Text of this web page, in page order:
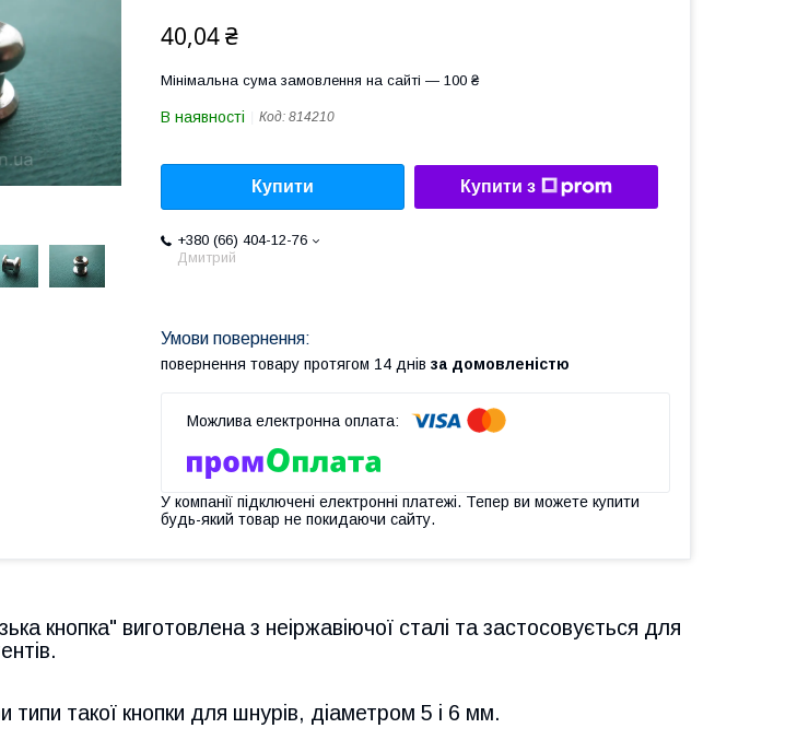
40,04 ₴
Мінімальна сума замовлення на сайті — 100 ₴
В наявності Код: 814210
Купити Купити з
+380 (66) 404-12-76
Дмитрий
повернення товару протягом 14 днів за домовленістю
У компанії підключені електронні платежі. Тепер ви можете купити
будь-який товар не покидаючи сайту.
кнопка" виготовлена з неіржавіючої сталі та застосовується для
типи такої кнопки для шнурів, діаметром 5 і 6 мм.